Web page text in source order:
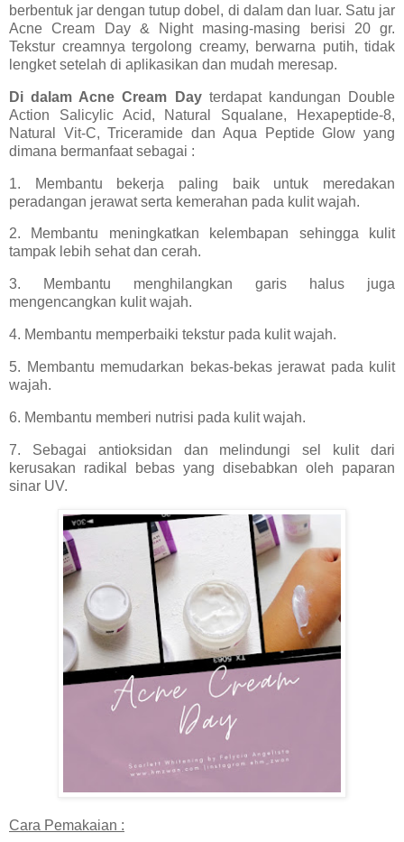
berbentuk jar dengan tutup dobel, di dalam dan luar. Satu jar
Acne Cream Day & Night masing-masing berisi 20 gr.
Tekstur creamnya tergolong creamy, berwarna putih, tidak
lengket setelah di aplikasikan dan mudah meresap.
Di dalam Acne Cream Dayterdapat kandungan Double
Action Salicylic Acid, Natural Squalane, Hexapeptide-8,
Natural Vit-C, Triceramide dan Aqua Peptide Glow yang
dimana bermanfaat sebagai :
1. Membantu bekerja paling baik untuk meredakan
peradangan jerawat serta kemerahan pada kulit wajah.
2. Membantu meningkatkan kelembapan sehingga kulit
tampak lebih sehat dan cerah.
3. Membantu menghilangkan garis halus juga
mengencangkan kulit wajah.
4. Membantu memperbaiki tekstur pada kulit wajah.
5. Membantu memudarkan bekas-bekas jerawat pada kulit
wajah.
6. Membantu memberi nutrisi pada kulit wajah.
7. Sebagai antioksidan dan melindungi sel kulit dari
kerusakan radikal bebas yang disebabkan oleh paparan
sinar UV.
Cara Pemakaian :